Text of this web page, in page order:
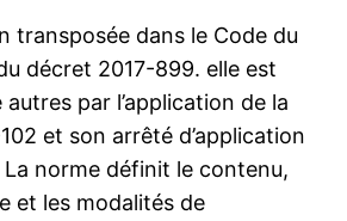
transposée dans le Code du
décret 2017-899. elle est
par l’application de la
et son arrêté d’application
norme définit le contenu,
et les modalités de